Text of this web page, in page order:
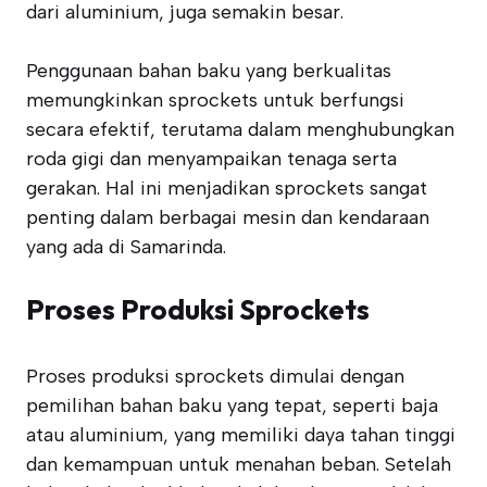
dari aluminium, juga semakin besar.
Penggunaan bahan baku yang berkualitas
memungkinkan sprockets untuk berfungsi
secara efektif, terutama dalam menghubungkan
roda gigi dan menyampaikan tenaga serta
gerakan. Hal ini menjadikan sprockets sangat
penting dalam berbagai mesin dan kendaraan
yang ada di Samarinda.
Proses Produksi Sprockets
Proses produksi sprockets dimulai dengan
pemilihan bahan baku yang tepat, seperti baja
atau aluminium, yang memiliki daya tahan tinggi
dan kemampuan untuk menahan beban. Setelah